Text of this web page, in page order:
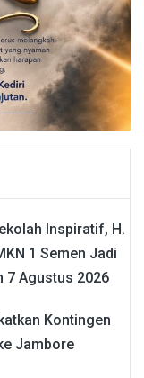
Inspiratif, H.
1 Semen Jadi
7 Agustus 2026
Kontingen
Jambore